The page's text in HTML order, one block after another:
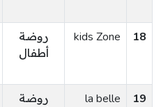
18
kids Zone
روضة
أطفال
19
la belle
روضة